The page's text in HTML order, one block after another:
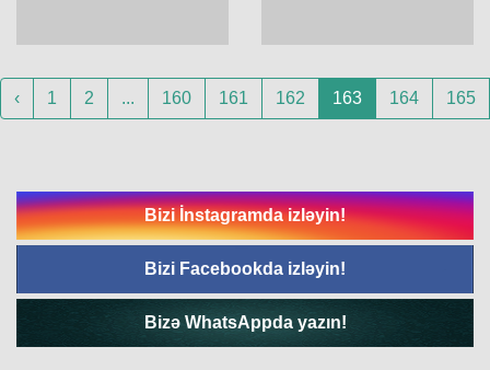
‹ 1 2 ... 160 161 162 163 164 165
Bizi İnstagramda izləyin!
Bizi Facebookda izləyin!
Bizə WhatsAppda yazın!